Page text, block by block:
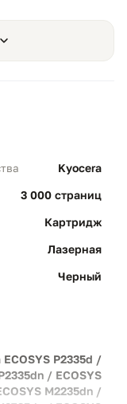
систему
предотвращает
под
—
выхода из
Kyocera
3 000 страниц
Картридж
Лазерная
Черный
ECOSYS P2335d /
/ ECOSYS
M2235dn /